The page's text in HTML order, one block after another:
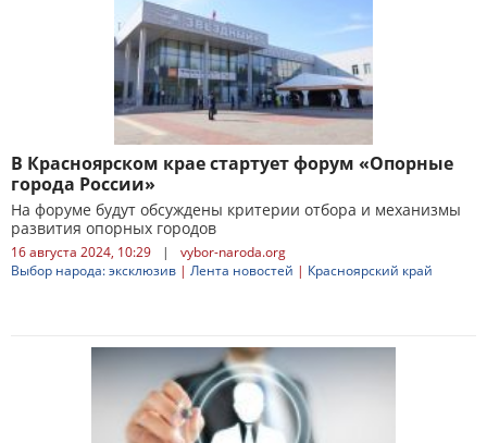
В Красноярском крае стартует форум «Опорные
города России»
На форуме будут обсуждены критерии отбора и механизмы
развития опорных городов
16 августа 2024, 10:29 |
vybor-naroda.org
Выбор народа: эксклюзив | Лента новостей | Красноярский край